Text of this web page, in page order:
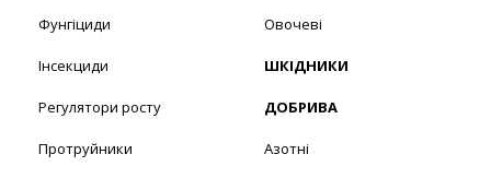
Фунгіциди
Інсекциди
Регулятори росту
Протруйники
Овочеві
ШКІДНИКИ
ДОБРИВА
Азотні